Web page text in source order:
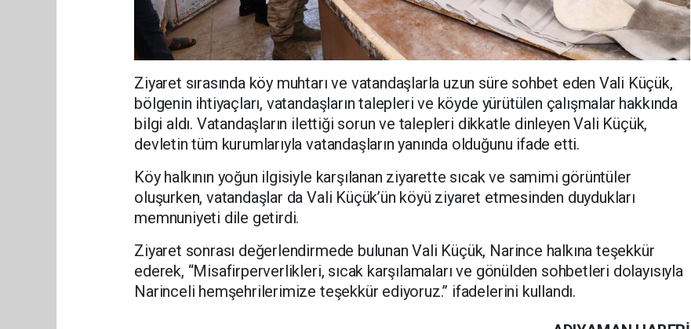
Ziyaret sırasında köy muhtarı ve vatandaşlarla uzun süre sohbet eden Vali Küçük,
bölgenin ihtiyaçları, vatandaşların talepleri ve köyde yürütülen çalışmalar hakkında
bilgi aldı. Vatandaşların ilettiği sorun ve talepleri dikkatle dinleyen Vali Küçük,
devletin tüm kurumlarıyla vatandaşların yanında olduğunu ifade etti.
Köy halkının yoğun ilgisiyle karşılanan ziyarette sıcak ve samimi görüntüler
oluşurken, vatandaşlar da Vali Küçük’ün köyü ziyaret etmesinden duydukları
memnuniyeti dile getirdi.
Ziyaret sonrası değerlendirmede bulunan Vali Küçük, Narince halkına teşekkür
ederek, “Misafirperverlikleri, sıcak karşılamaları ve gönülden sohbetleri dolayısıyla
Narinceli hemşehrilerimize teşekkür ediyoruz.” ifadelerini kullandı.